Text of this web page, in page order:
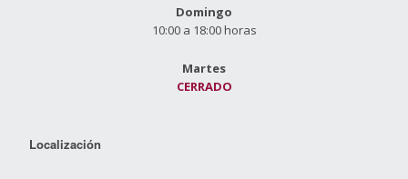
Domingo
10:00 a 18:00 horas
Martes
CERRADO
Localización